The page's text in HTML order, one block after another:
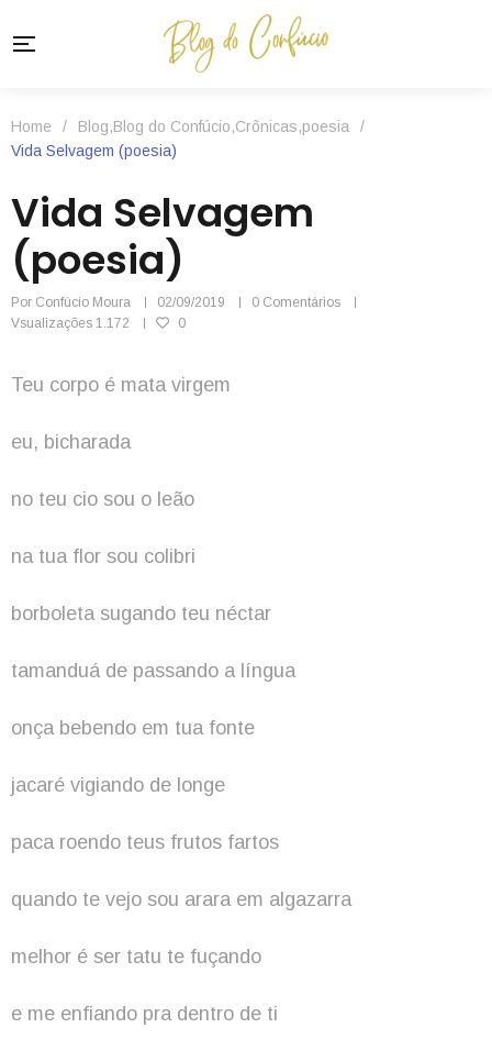
Home / Blog,Blog do Confúcio,Crônicas,poesia
/
Vida Selvagem (poesia)
Vida Selvagem
(poesia)
Por Confúcio Moura 02/09/2019
0 Comentários
Vsualizações 1.172 0
Teu corpo é mata virgem
eu, bicharada
no teu cio sou o leão
na tua flor sou colibri
borboleta sugando teu néctar
tamanduá de passando a língua
onça bebendo em tua fonte
jacaré vigiando de longe
paca roendo teus frutos fartos
quando te vejo sou arara em algazarra
melhor é ser tatu te fuçando
e me enfiando pra dentro de ti